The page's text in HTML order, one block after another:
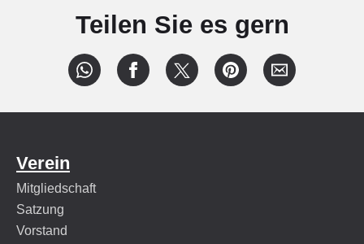
Teilen Sie es gern
Verein
Mitgliedschaft
Satzung
Vorstand